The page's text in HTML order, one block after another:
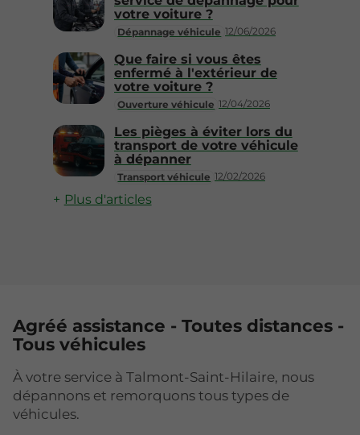
Dépannage véhicule 12/06/2026
votre voiture ?
Ouverture véhicule 12/04/2026
Que faire si vous êtes
enfermé à l'extérieur de
votre voiture ?
Transport véhicule 12/02/2026
Les pièges à éviter lors du
transport de votre véhicule
à dépanner
Plus d'articles
Agréé assistance - Toutes distances -
Tous véhicules
À votre service à Talmont-Saint-Hilaire, nous
dépannons et remorquons tous types de
véhicules.